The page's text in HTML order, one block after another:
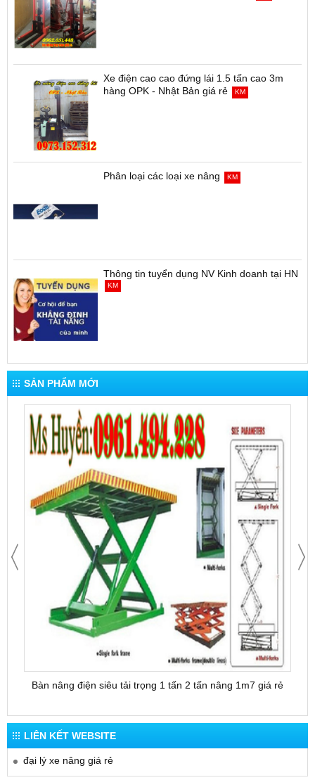
Xe điện cao cao đứng lái 1.5 tấn cao 3m
hàng OPK - Nhật Bản giá rẻ
KM
Phân loại các loại xe nâng KM
Thông tin tuyển dụng NV Kinh doanh tại HN
KM
SẢN PHẨM MỚI
Bàn nâng điện siêu tải trọng 1 tấn 2 tấn nâng 1m7 giá rẻ
LIÊN KẾT WEBSITE
đại lý xe nâng giá rẻ